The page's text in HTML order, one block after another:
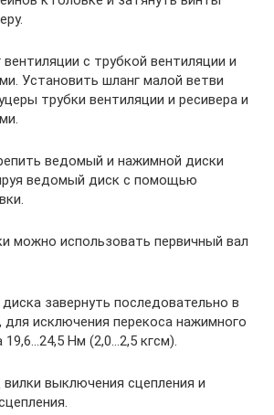
с трубкой вентиляции и
Установить шланг малой ветви
трубки вентиляции и ресивера и
ведомый и нажимной диски
ведомый диск с помощью
можно использовать первичный вал
завернуть последовательно в
для исключения перекоса нажимного
Нм (2,0…2,5 кгсм).
выключения сцепления и